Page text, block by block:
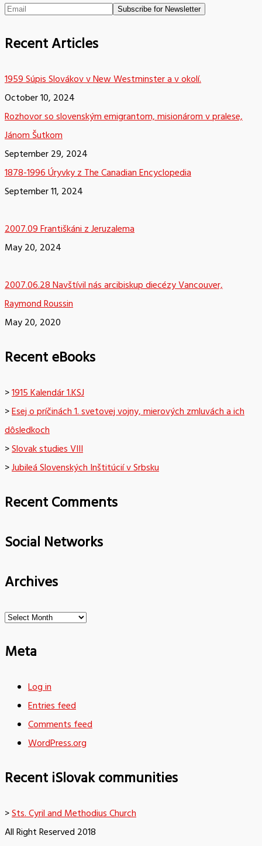
Recent Articles
1959 Súpis Slovákov v New Westminster a v okolí.
October 10, 2024
Rozhovor so slovenským emigrantom, misionárom v pralese,
Jánom Šutkom
September 29, 2024
1878-1996 Úryvky z The Canadian Encyclopedia
September 11, 2024
2007.09 Františkáni z Jeruzalema
May 20, 2024
2007.06.28 Navštívil nás arcibiskup diecézy Vancouver,
Raymond Roussin
May 20, 2020
Recent eBooks
>1915 Kalendár 1.KSJ
>Esej o príčinách 1. svetovej vojny, mierových zmluvách a ich
dôsledkoch
>Slovak studies VIII
>Jubileá Slovenských Inštitúcií v Srbsku
Recent Comments
Social Networks
Archives
Archives
Meta
Log in
Entries feed
Comments feed
WordPress.org
Recent iSlovak communities
>Sts. Cyril and Methodius Church
All Right Reserved 2018